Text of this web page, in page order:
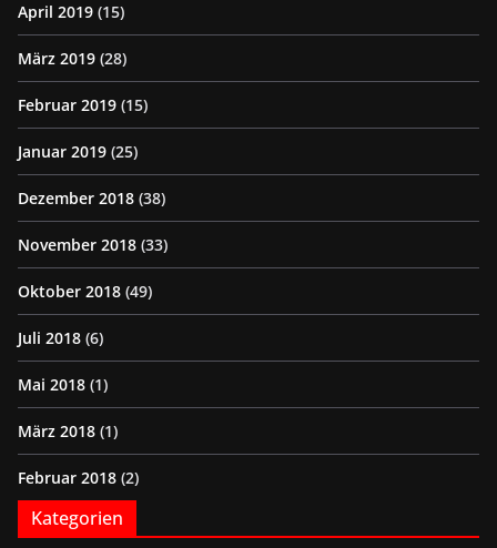
April 2019 (15)
März 2019 (28)
Februar 2019 (15)
Januar 2019 (25)
Dezember 2018 (38)
November 2018 (33)
Oktober 2018 (49)
Juli 2018 (6)
Mai 2018 (1)
März 2018 (1)
Februar 2018 (2)
Kategorien